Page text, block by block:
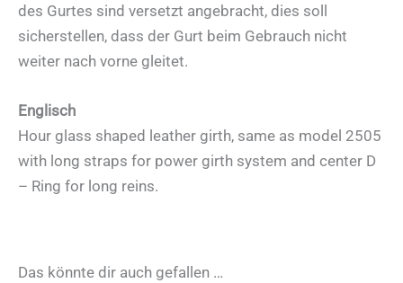
des Gurtes sind versetzt angebracht, dies soll
sicherstellen, dass der Gurt beim Gebrauch nicht
weiter nach vorne gleitet.
Englisch
Hour glass shaped leather girth, same as model 2505
with long straps for power girth system and center D
– Ring for long reins.
Das könnte dir auch gefallen …